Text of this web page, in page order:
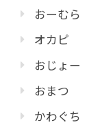
おーむら
オカピ
おじょー
おまつ
かわぐち